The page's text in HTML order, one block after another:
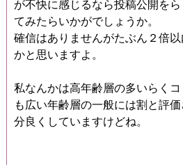
が不快に感じるなら投稿公開を
てみたらいかがでしょうか。
確信はありませんがたぶん２倍
かと思いますよ。
私なんかは高年齢層の多いらく
も広い年齢層の一般には割と評
分良くしていますけどね。